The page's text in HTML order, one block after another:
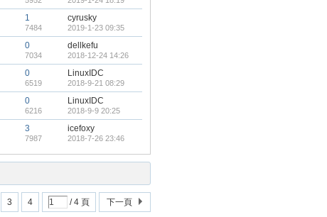
1
7484
cyrusky
2019-1-23 09:35
0
7034
dellkefu
2018-12-24 14:26
0
6519
LinuxIDC
2018-9-21 08:29
0
6216
LinuxIDC
2018-9-9 20:25
3
7987
icefoxy
2018-7-26 23:46
3 4 / 4 頁 下一頁